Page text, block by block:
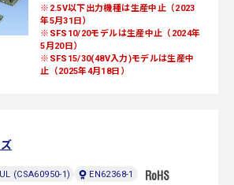
※2.5V以下出力機種は生産中止（2023
年5月31日）
※SFS10/20モデルは生産中止（2024年
5月20日）
※SFS15/30(48V入力)モデルは生産中
止（2025年4月18日）
(CSA60950-1) EN62368-1